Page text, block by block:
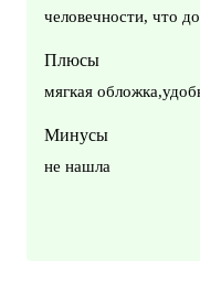
человечности, что
Плюсы
мягкая
Минусы
не нашла